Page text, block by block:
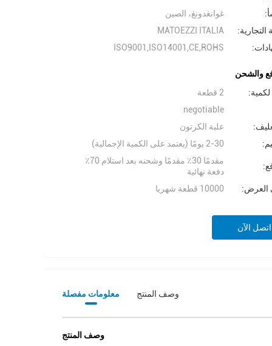
غوانغدونغ، الصين
التجارية:
MATOEZZI ITALIA
ISO9001,ISO14001,CE,ROHS
والشحن
لكمية:
2 قطعة
negotiable
علبة الكرتون
2-30 يومًا (يعتمد على الكمية الإجمالية)
مقدمًا 30٪ مقدمًا وشحنه بعد استلام 70٪
دفعة نهائية
العرض:
10000 قطعة شهريا
اتصل الآن
معلومات مفصلة وصف المنتج
وصف المنتج